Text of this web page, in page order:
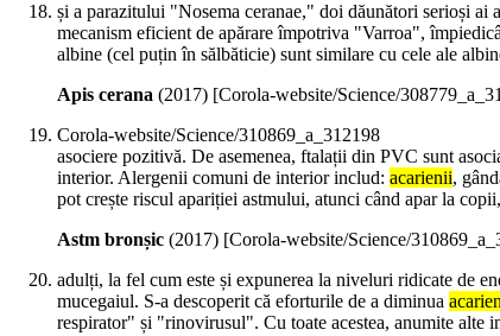
și a parazitului "Nosema ceranae," doi dăunători serioși
mecanism eficient de apărare împotriva "Varroa",
albine (cel puțin în sălbăticie) sunt similare cu cele ale
Apis cerana (2017) [Corola-website/Science/
Corola-website/Science/310869_a_312198
asociere pozitivă. De asemenea, ftalații din PVC sunt
interior. Alergenii comuni de interior includ: acarienii,
pot crește riscul apariției astmului, atunci când apar la
Astm bronșic (2017) [Corola-website/Science/
adulți, la fel cum este și expunerea la niveluri ridicate de
mucegaiul. S-a descoperit că eforturile de a diminua
respirator" și "rinovirusul". Cu toate acestea, anumite alte